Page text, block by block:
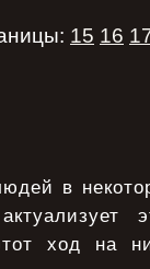
15 16
в
ход на